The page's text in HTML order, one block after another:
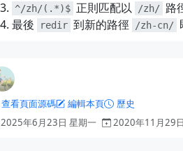
^/zh/(.*)$ 正則匹配以 /zh/ 路
最後
redir 到新的路徑 /zh-cn/
查看頁面源碼 編輯本頁
歷史
2025年6月23日 星期一
2020年11月29